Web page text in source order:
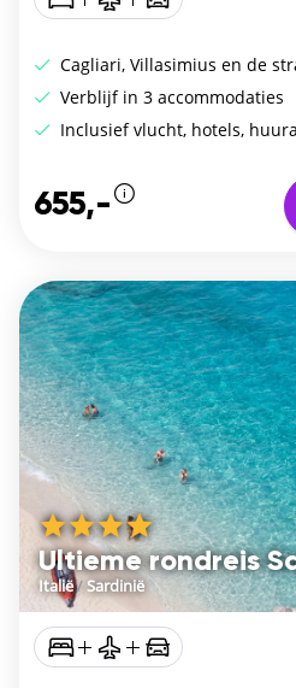
Cagliari, Villasimius en de
Verblijf in 3 accommodaties
Inclusief vlucht, hotels,
655,-
Ultieme rondreis
Italië/Sardinië